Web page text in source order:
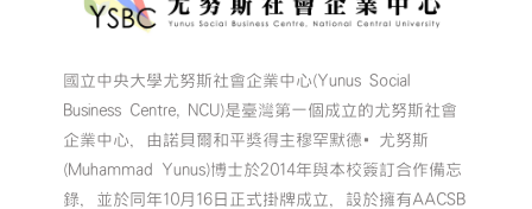
國立中央大學尤努斯社會企業中心(Yunus Social
Business Centre, NCU)是臺灣第一個成立的尤努斯社會
企業中心，由諾貝爾和平獎得主穆罕默德•尤努斯
(Muhammad Yunus)博士於2014年與本校簽訂合作備忘
錄，並於同年10月16日正式掛牌成立，設於擁有AACSB